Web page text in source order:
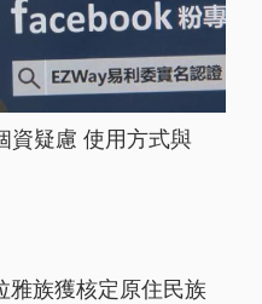
資疑慮 使用方式與
雅族獲核定原住民族